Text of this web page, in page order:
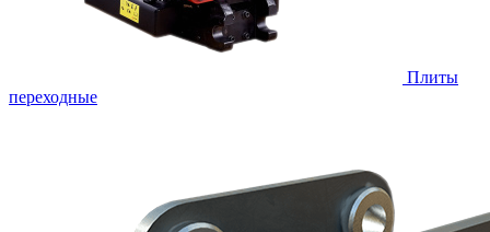
Плиты
переходные